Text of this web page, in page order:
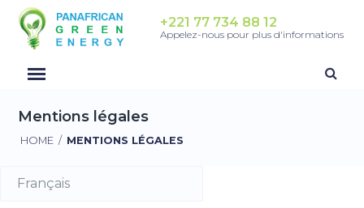
+221 77 734 88 12
Appelez-nous pour plus d'informations
Mentions légales
HOME / MENTIONS LÉGALES